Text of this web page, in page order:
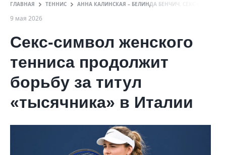
ГЛАВНАЯ ТЕННИС АННА КАЛИНСКАЯ – БЕЛИНДА БЕНЧИЧ. СЕКС-СИМВОЛ
9 мая 2026
Секс-символ женского
тенниса продолжит
борьбу за титул
«тысячника» в Италии